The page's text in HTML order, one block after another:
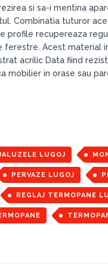
si sa-i mentina
Combinatia tuturor
profile recupereaza
Acest material
acrilic Data fiind
mobilier in orase sau
LUGOJ
PERVAZE LUGOJ
REGLAJ TERMOPANE